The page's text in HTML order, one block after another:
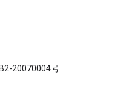
20070004号